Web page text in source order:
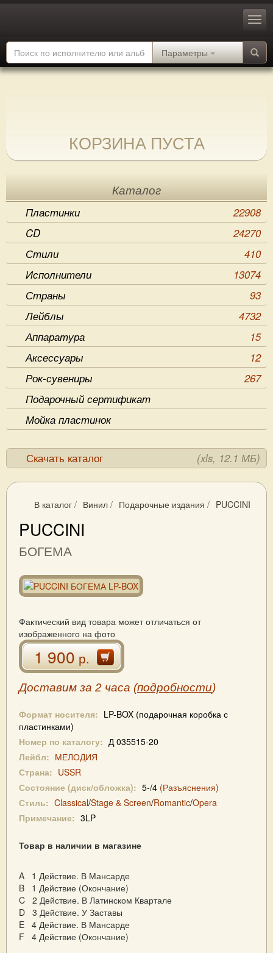
Параметры
КОРЗИНА ПУСТА
Каталог
Пластинки
22908
CD
24270
Стили
410
Исполнители
13074
Страны
93
Лейблы
4732
Аппаратура
15
Аксессуары
12
Рок-сувениры
267
Подарочный сертификат
Мойка пластинок
Скачать каталог (xls, 12.1 МБ)
В каталог / Винил / Подарочные издания / PUCCINI
PUCCINI
БОГЕМА
Фактический вид товара может отличаться от
изображенного на фото
1 900р.
Доставим за 2 часа (подробности)
Формат носителя: LP-BOX (подарочная коробка с
пластинками)
Номер по каталогу: Д 035515-20
Лейбл: МЕЛОДИЯ
Страна: USSR
Состояние (диск/обложка): 5-/4 (Разъяснения)
Стиль: Classical/Stage & Screen/Romantic/Opera
Примечание: 3LP
Товар в наличии в магазине
A 1 Действие. В Мансарде
B 1 Действие (Окончание)
C 2 Действие. В Латинском Квартале
D 3 Действие. У Заставы
E 4 Действие. В Мансарде
F 4 Действие (Окончание)